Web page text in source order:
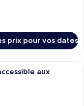
prix pour vos dates
insonorisées, décoration
aux